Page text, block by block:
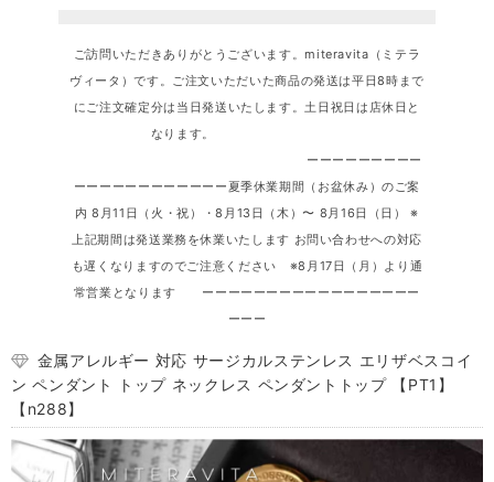
ご訪問いただきありがとうございます。miteravita（ミテラ
ヴィータ）です。ご注文いただいた商品の発送は平日8時まで
にご注文確定分は当日発送いたします。土日祝日は店休日と
なります。
ーーーーーーーーー
ーーーーーーーーーーーー夏季休業期間（お盆休み）のご案
内 8月11日（火・祝）・8月13日（木）〜 8月16日（日） ※
上記期間は発送業務を休業いたします お問い合わせへの対応
も遅くなりますのでご注意ください ※8月17日（月）より通
常営業となります ーーーーーーーーーーーーーーーーー
ーーー
金属アレルギー 対応 サージカルステンレス エリザベスコイ
ン ペンダント トップ ネックレス ペンダントトップ 【PT1】
【n288】